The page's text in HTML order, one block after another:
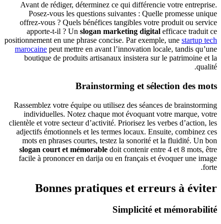
Avant de rédiger, déterminez ce qui différencie votre entreprise.
Posez‑vous les questions suivantes : Quelle promesse unique
offrez‑vous ? Quels bénéfices tangibles votre produit ou service
apporte‑t‑il ? Un slogan marketing digital efficace traduit ce
positionnement en une phrase concise. Par exemple, une startup tech
marocaine peut mettre en avant l’innovation locale, tandis qu’une
boutique de produits artisanaux insistera sur le patrimoine et la
qualité.
Brainstorming et sélection des mots
Rassemblez votre équipe ou utilisez des séances de brainstorming
individuelles. Notez chaque mot évoquant votre marque, votre
clientèle et votre secteur d’activité. Priorisez les verbes d’action, les
adjectifs émotionnels et les termes locaux. Ensuite, combinez ces
mots en phrases courtes, testez la sonorité et la fluidité. Un bon
slogan court et mémorable doit contenir entre 4 et 8 mots, être
facile à prononcer en darija ou en français et évoquer une image
forte.
Bonnes pratiques et erreurs à éviter
Simplicité et mémorabilité